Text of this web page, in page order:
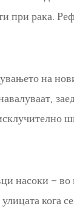
при рака.
на
насоки – во